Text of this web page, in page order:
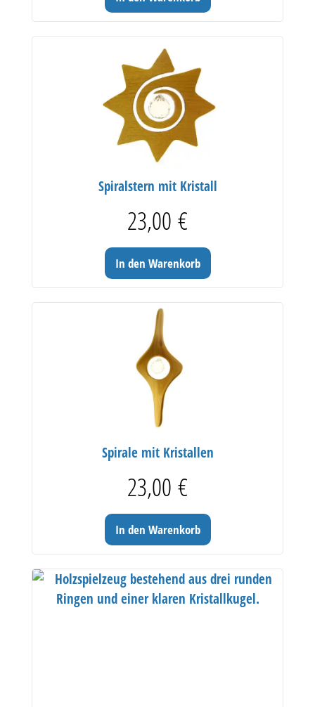
Spiralstern mit Kristall
23,00 €
In den Warenkorb
Spirale mit Kristallen
23,00 €
In den Warenkorb